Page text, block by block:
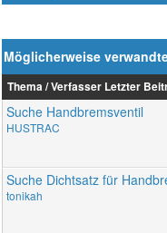
Möglicherweise
Thema / Verfasser Letzter
Suche Handbremsventil
HUSTRAC
Suche Dichtsatz für
tonikah